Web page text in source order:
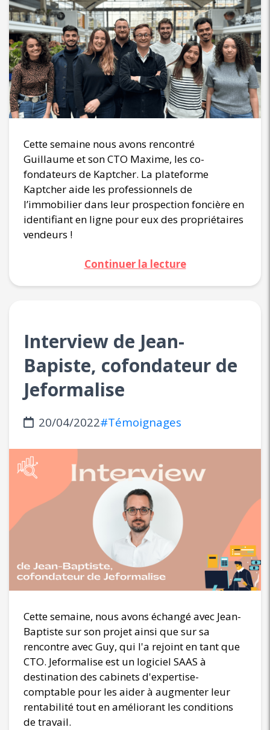
Cette semaine nous avons rencontré
Guillaume et son CTO Maxime, les co-
fondateurs de Kaptcher. La plateforme
Kaptcher aide les professionnels de
l’immobilier dans leur prospection foncière en
identifiant en ligne pour eux des propriétaires
vendeurs !
Continuer la lecture
Interview de Jean-
Bapiste, cofondateur de
Jeformalise
20/04/2022#Témoignages
Cette semaine, nous avons échangé avec Jean-
Baptiste sur son projet ainsi que sur sa
rencontre avec Guy, qui l'a rejoint en tant que
CTO. Jeformalise est un logiciel SAAS à
destination des cabinets d'expertise-
comptable pour les aider à augmenter leur
rentabilité tout en améliorant les conditions
de travail.